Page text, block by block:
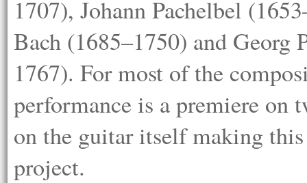
1707), Johann Pachelbel
Bach (1685–1750) and Georg
1767). For most of the
performance is a premiere on
on the guitar itself making
project.